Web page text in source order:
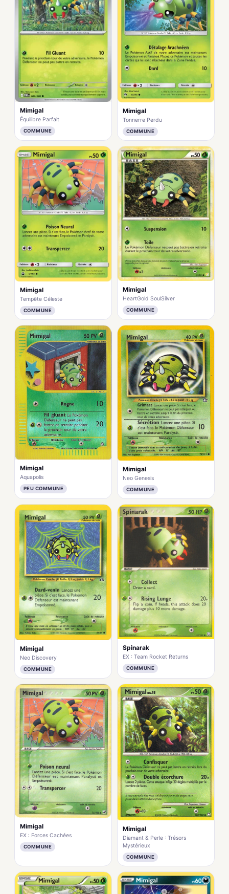
Mimigal
Équilibre Parfait
COMMUNE
Mimigal
Tonnerre Perdu
COMMUNE
Mimigal
Tempête Céleste
COMMUNE
Mimigal
HeartGold SoulSilver
COMMUNE
Mimigal
Aquapolis
PEU COMMUNE
Mimigal
Neo Genesis
COMMUNE
Mimigal
Neo Discovery
COMMUNE
Spinarak
EX : Team Rocket Returns
COMMUNE
Mimigal
EX : Forces Cachées
COMMUNE
Mimigal
Diamant & Perle : Trésors
Mystérieux
COMMUNE